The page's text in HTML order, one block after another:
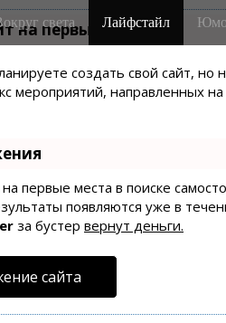
на первые места?
создать свой сайт,
мероприятий, направленных
первые места в поиске
появляются уже в
за бустер вернут деньги.
сайта
света Лайфстайл